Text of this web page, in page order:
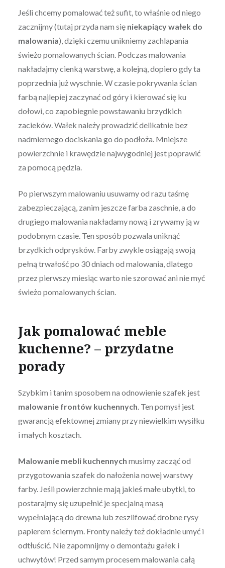
Jeśli chcemy pomalować też sufit, to właśnie od niego
zacznijmy (tutaj przyda nam się niekapiący wałek do
malowania), dzięki czemu unikniemy zachlapania
świeżo pomalowanych ścian. Podczas malowania
nakładajmy cienką warstwę, a kolejną, dopiero gdy ta
poprzednia już wyschnie. W czasie pokrywania ścian
farbą najlepiej zaczynać od góry i kierować się ku
dołowi, co zapobiegnie powstawaniu brzydkich
zacieków. Wałek należy prowadzić delikatnie bez
nadmiernego dociskania go do podłoża. Mniejsze
powierzchnie i krawędzie najwygodniej jest poprawić
za pomocą pędzla.
Po pierwszym malowaniu usuwamy od razu taśmę
zabezpieczającą, zanim jeszcze farba zaschnie, a do
drugiego malowania nakładamy nową i zrywamy ją w
podobnym czasie. Ten sposób pozwala uniknąć
brzydkich odprysków. Farby zwykle osiągają swoją
pełną trwałość po 30 dniach od malowania, dlatego
przez pierwszy miesiąc warto nie szorować ani nie myć
świeżo pomalowanych ścian.
Jak pomalować meble
kuchenne? – przydatne
porady
Szybkim i tanim sposobem na odnowienie szafek jest
malowanie frontów kuchennych. Ten pomysł jest
gwarancją efektownej zmiany przy niewielkim wysiłku
i małych kosztach.
Malowanie mebli kuchennych musimy zacząć od
przygotowania szafek do nałożenia nowej warstwy
farby. Jeśli powierzchnie mają jakieś małe ubytki, to
postarajmy się uzupełnić je specjalną masą
wypełniającą do drewna lub zeszlifować drobne rysy
papierem ściernym. Fronty należy też dokładnie umyć i
odtłuścić. Nie zapomnijmy o demontażu gałek i
uchwytów! Przed samym procesem malowania całą